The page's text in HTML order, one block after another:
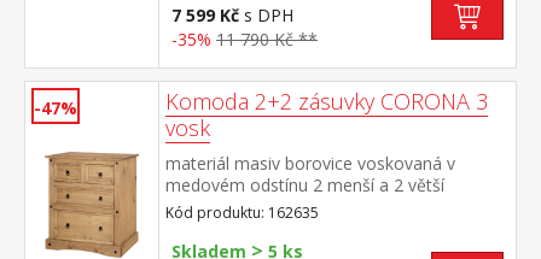
7 599 Kč s DPH
-35% 11 790 Kč **
-47%
Komoda 2+2 zásuvky CORONA 3
vosk
materiál masiv borovice voskovaná v
medovém odstínu 2 menší a 2 větší
zásuvky, kovové ozdobné úchytky součást
sestavy Corona 3
Kód produktu: 162635
Skladem > 5 ks